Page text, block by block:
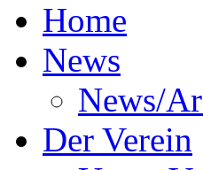
Home
News
News/
Der Verein